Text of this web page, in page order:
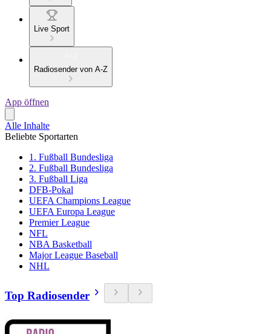
Live Sport
Radiosender von A-Z
App öffnen
Alle Inhalte
Beliebte Sportarten
1. Fußball Bundesliga
2. Fußball Bundesliga
3. Fußball Liga
DFB-Pokal
UEFA Champions League
UEFA Europa League
Premier League
NFL
NBA Basketball
Major League Baseball
NHL
Top Radiosender